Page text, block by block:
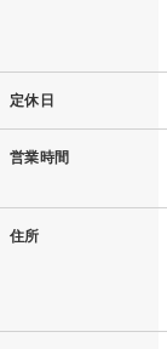
定休日
営業時間
住所